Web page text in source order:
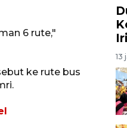
6 rute,"
ke rute bus
13